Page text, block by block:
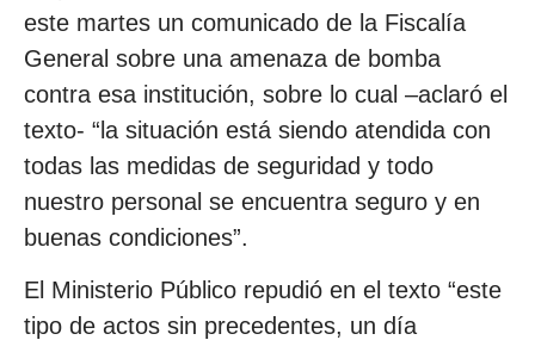
este martes un comunicado de la Fiscalía
General sobre una amenaza de bomba
contra esa institución, sobre lo cual –aclaró el
texto- “la situación está siendo atendida con
todas las medidas de seguridad y todo
nuestro personal se encuentra seguro y en
buenas condiciones”.
El Ministerio Público repudió en el texto “este
tipo de actos sin precedentes, un día